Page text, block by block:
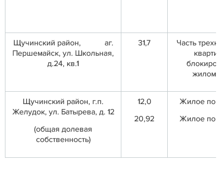
Щучинский район, аг.
Першемайск, ул. Школьная,
д.24, кв.1
31,7
Часть
жилом
Щучинский район, г.п.
Желудок, ул. Батырева, д. 12
(общая долевая
собственность)
12,0
20,92
Жилое
Жилое